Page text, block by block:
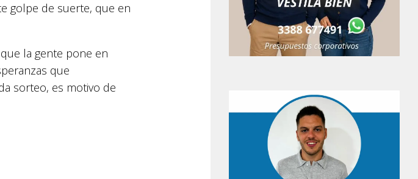
golpe de suerte, que en
la gente pone en
que
sorteo, es motivo de